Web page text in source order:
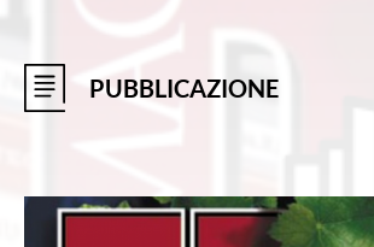
PUBBLICAZIONE